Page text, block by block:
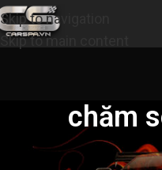
Skip to navigation
Skip to main content
chăm